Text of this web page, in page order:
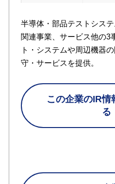
半導体・部品テストシス
関連事業、サービス他の3
ト・システムや周辺機器
守・サービスを提供。
この企業のIR情
る